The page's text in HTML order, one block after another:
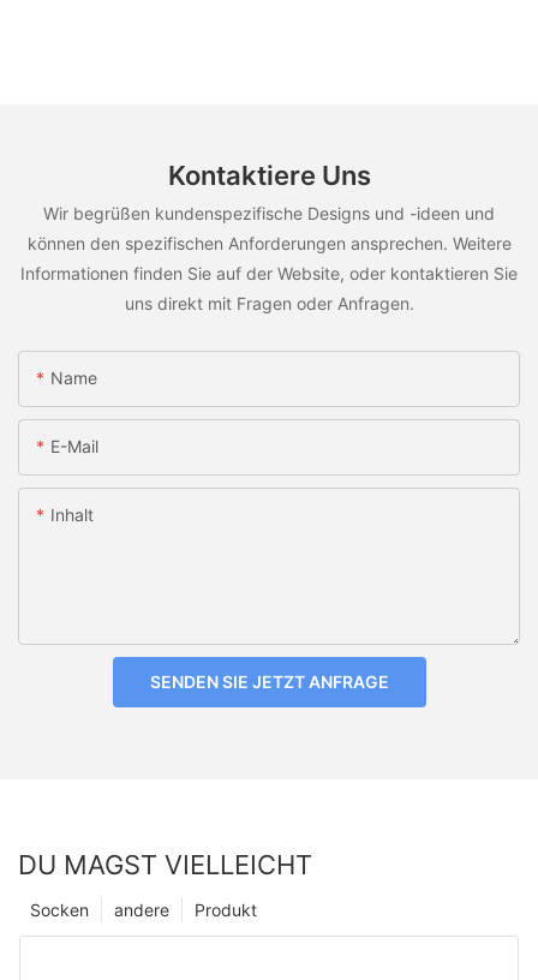
Kontaktiere Uns
Wir begrüßen kundenspezifische Designs und -ideen und
können den spezifischen Anforderungen ansprechen. Weitere
Informationen finden Sie auf der Website, oder kontaktieren Sie
uns direkt mit Fragen oder Anfragen.
Name
E-Mail
Inhalt
SENDEN SIE JETZT ANFRAGE
DU MAGST VIELLEICHT
Produkt
andere
Socken